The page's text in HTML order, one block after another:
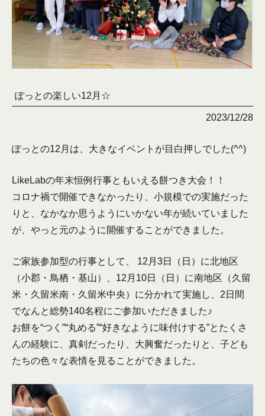
ぽっとの楽しい12月☆
2023/12/28
ぽっとの12月は、大きなイベントが目白押しでした(^^)
LikeLabの年末恒例行事ともいえる餅つき大会！！
コロナ禍で開催できなかったり、小規模での実施だった
りと、なかなか思うようにいかない年が続いていました
が、やっと元のように開催することができました。
ご家族参加型の行事として、 12月3日（日）に北地区
（小郡・鳥栖・基山）、12月10日（日）に南地区（久留
米・久留米南・久留米中央）に分かれて実施し、2日間
でなんと総勢140名程にご参加いただきました♪
お餅を“つく”“丸める”“好きなように味付けする”とたくさ
んの経験に、真剣だったり、大興奮だったりと、子ども
たちの色々な表情を見ることができました。